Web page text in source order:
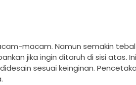
macam. Namun semakin
jika ingin ditaruh di sisi atas.
sesuai keinginan.